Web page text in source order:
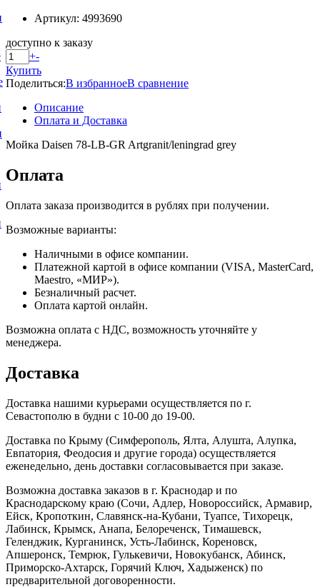
Артикул: 4993690
доступно к заказу
+-
Купить
Поделиться:В избранноеВ сравнение
Описание
Оплата и Доставка
Мойка Daisen 78-LB-GR Artgranit/leningrad grey
Оплата
Оплата заказа производится в рублях при получении.
Возможные варианты:
Наличными в офисе компании.
Платежной картой в офисе компании (VISA, MasterCard,
Maestro, «МИР»).
Безналичный расчет.
Оплата картой онлайн.
Возможна оплата с НДС, возможность уточняйте у
менеджера.
Доставка
Доставка нашими курьерами осуществляется по г.
Севастополю в будни с 10-00 до 19-00.
Доставка по Крыму (Симферополь, Ялта, Алушта, Алупка,
Евпатория, Феодосия и другие города) осуществляется
еженедельно, день доставки согласовывается при заказе.
Возможна доставка заказов в г. Краснодар и по
Краснодарскому краю (Сочи, Адлер, Новороссийск, Армавир,
Ейск, Кропоткин, Славянск-на-Кубани, Туапсе, Тихорецк,
Лабинск, Крымск, Анапа, Белореченск, Тимашевск,
Геленджик, Курганинск, Усть-Лабинск, Кореновск,
Апшеронск, Темрюк, Гулькевичи, Новокубанск, Абинск,
Приморско-Ахтарск, Горячий Ключ, Хадыженск) по
предварительной договоренности.